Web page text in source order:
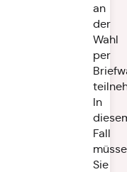
an
der
Wahl
per
In
Fall
Sie